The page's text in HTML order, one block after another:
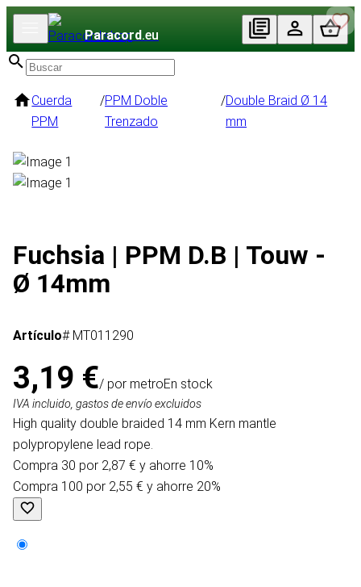
Paracord.eu
Cuerda
PPM
/PPM Doble
Trenzado
/Double Braid Ø 14
mm
Fuchsia | PPM D.B | Touw -
Ø 14mm
Artículo# MT011290
3,19 €/ por metroEn stock
IVA incluido, gastos de envío excluidos
High quality double braided 14 mm Kern mantle
polypropylene lead rope.
Compra 30 por 2,87 € y ahorre 10%
Compra 100 por 2,55 € y ahorre 20%